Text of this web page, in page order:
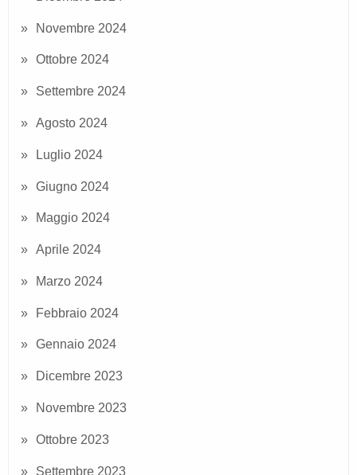
Novembre 2024
Ottobre 2024
Settembre 2024
Agosto 2024
Luglio 2024
Giugno 2024
Maggio 2024
Aprile 2024
Marzo 2024
Febbraio 2024
Gennaio 2024
Dicembre 2023
Novembre 2023
Ottobre 2023
Settembre 2023